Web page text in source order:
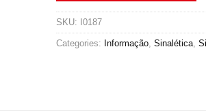
SKU: I0187
Categories: Informação, Sinalética,